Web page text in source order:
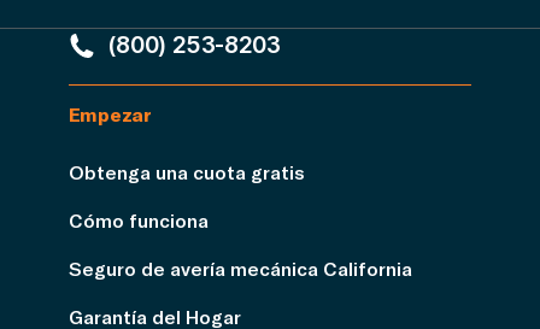
(800) 253-8203
Empezar
Obtenga una cuota gratis
Cómo funciona
Seguro de avería mecánica California
Garantía del Hogar